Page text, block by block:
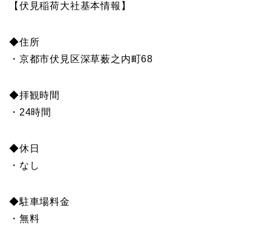
【伏見稲荷大社基本情報】
◆住所
・京都市伏見区深草薮之内町68
◆拝観時間
・24時間
◆休日
・なし
◆駐車場料金
・無料